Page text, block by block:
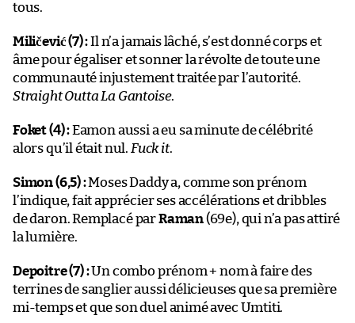
tous.
Miličević (7) :Il n’a jamais lâché, s’est donné corps et
âme pour égaliser et sonner la révolte de toute une
communauté injustement traitée par l’autorité.
Straight Outta La Gantoise.
Foket (4) :Eamon aussi a eu sa minute de célébrité
alors qu’il était nul. Fuck it.
Simon (6,5) :Moses Daddy a, comme son prénom
l’indique, fait apprécier ses accélérations et dribbles
de daron. Remplacé parRaman(69e), qui n’a pas attiré
la lumière.
Depoitre (7) :Un combo prénom + nom à faire des
terrines de sanglier aussi délicieuses que sa première
mi-temps et que son duel animé avec Umtiti.